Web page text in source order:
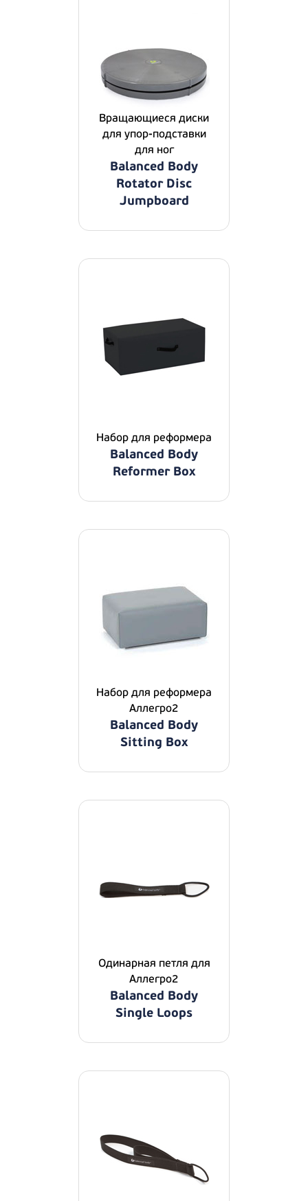
Вращающиеся диски
для упор-подставки
для ног
Balanced Body
Rotator Disc
Jumpboard
Набор для реформера
Balanced Body
Reformer Box
Набор для реформера
Аллегро2
Balanced Body
Sitting Box
Одинарная петля для
Аллегро2
Balanced Body
Single Loops